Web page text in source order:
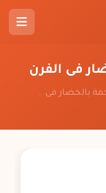
فى الفرن
بالخضار فى...